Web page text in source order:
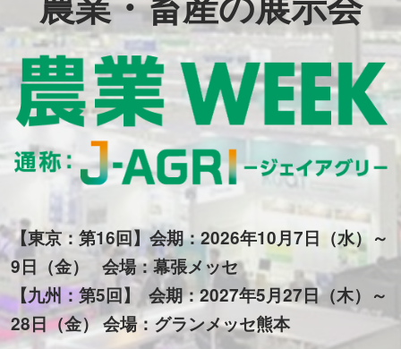
称：
J-
AGRI
ジ
ェ
イ
【東京：第16回】会期：2026年10月7日（水）～
9日（金） 会場：幕張メッセ
【九州：第5回】 会期：2027年5月27日（木）～
28日（金） 会場：グランメッセ熊本